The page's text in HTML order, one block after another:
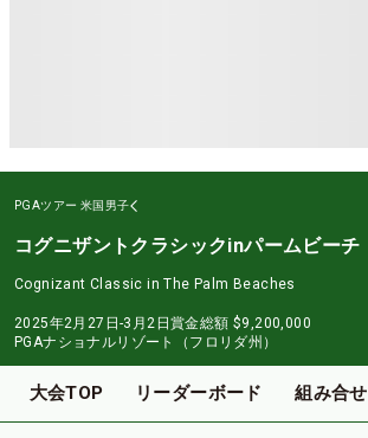
PGAツアー 米国男子
コグニザントクラシックinパームビーチ
Cognizant Classic in The Palm Beaches
2025年2月27日-3月2日賞金総額 $9,200,000
PGAナショナルリゾート（フロリダ州）
大会TOP リーダーボード 組み合せ